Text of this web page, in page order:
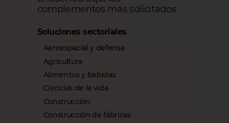
complementos más solicitados
Soluciones sectoriales
Aeroespacial y defensa
Agricultura
Alimentos y bebidas
Ciencias de la vida
Construcción
Construcción de fábricas